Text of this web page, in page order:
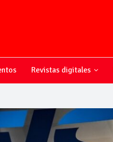
Revistas digitales